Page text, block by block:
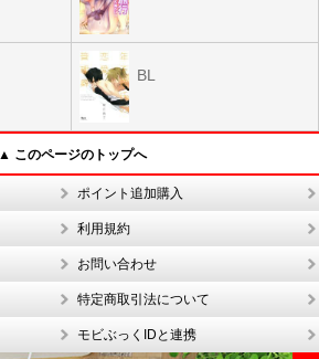
BL
▲ このページのトップへ
ポイント追加購入
利用規約
お問い合わせ
特定商取引法について
モビぶっくIDと連携